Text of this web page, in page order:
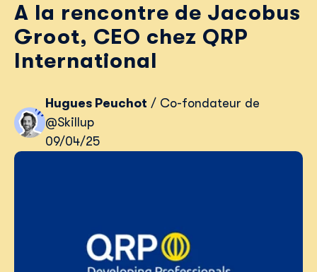
Tarifs
A la rencontre de Jacobus
Groot, CEO chez QRP
International
Hugues Peuchot / Co-fondateur de
@Skillup
09/04/25